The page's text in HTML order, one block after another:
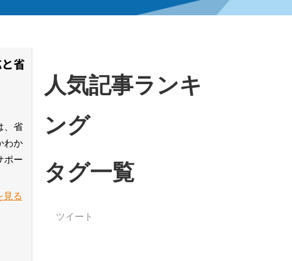
省
、省
わか
ポー
見る
人気記事ランキ
ング
タグ一覧
ツイート